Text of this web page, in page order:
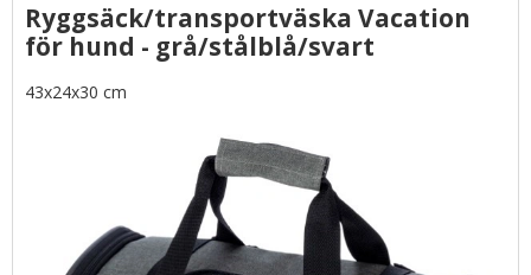
Ryggsäck/transportväska Vacation
för hund - grå/stålblå/svart
43x24x30 cm